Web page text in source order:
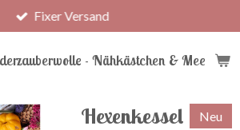
- Nähkästchen & Meer
Fixer Versand
Hexenkessel Neu